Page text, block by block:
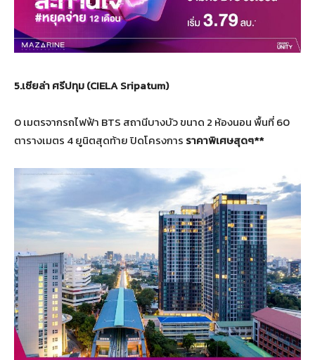
5.เซียล่า ศรีปทุม(CIELASripatum)
0 เมตรจากรถไฟฟ้า BTS สถานีบางบัว ขนาด 2 ห้องนอน พื้นที่ 60
ตารางเมตร 4 ยูนิตสุดท้าย ปิดโครงการ ราคาพิเศษสุดๆ**